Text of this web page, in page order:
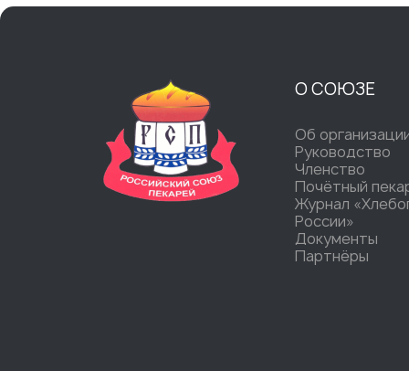
О СОЮЗЕ
Об
Руководство
Членство
Почётный
Журнал
России»
Документы
Партнёры